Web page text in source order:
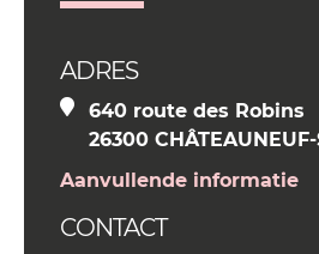
ADRES
640 route des Robins
26300 CHÂTEAUNEUF-
Aanvullende informatie
CONTACT